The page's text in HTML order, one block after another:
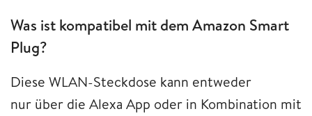
Was ist kompatibel mit dem Amazon Smart
Plug?
Diese WLAN-Steckdose kann entweder
nur über die Alexa App oder in Kombination mit